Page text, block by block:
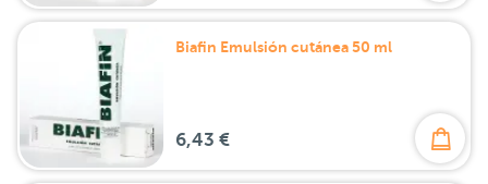
Biafin Emulsión cutánea 50 ml
6,43 €